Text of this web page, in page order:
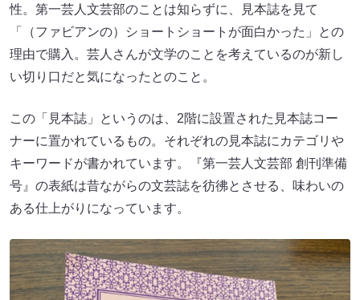
性。第一芸人文芸部のことは知らずに、見本誌を見て
「（ファビアンの）ショートショートが面白かった」との
理由で購入。芸人さんが文学のことを考えているのが新し
い切り口だと気になったとのこと。
この「見本誌」というのは、2階に設置された見本誌コー
ナーに置かれているもの。それぞれの見本誌にカテゴリや
キーワードが書かれています。『第一芸人文芸部 創刊準備
号』の表紙は昔ながらの文芸誌を彷彿とさせる、味わいの
ある仕上がりになっています。